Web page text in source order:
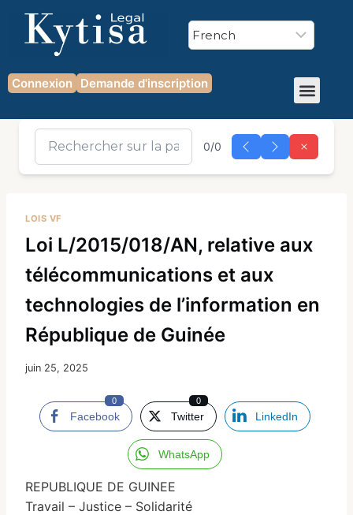
Connexion Demande d'inscription
0/0
LOIS VF
Loi L/2015/018/AN, relative aux
télécommunications et aux
technologies de l’information en
République de Guinée
juin 25, 2025
Facebook
0
Twitter
0
LinkedIn
WhatsApp
REPUBLIQUE DE GUINEE
Travail – Justice – Solidarité